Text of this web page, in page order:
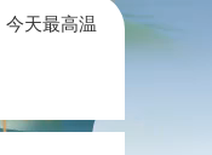
今天最高温